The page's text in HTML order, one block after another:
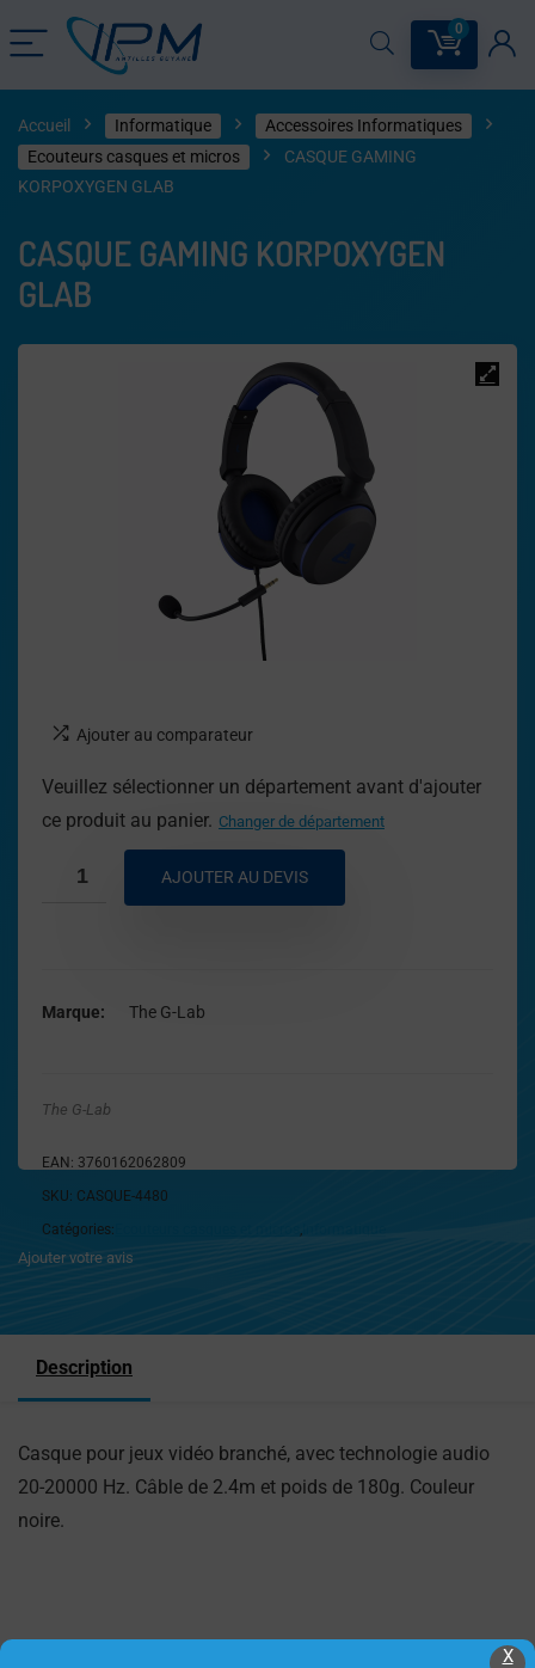
0
Accueil Informatique
Accessoires Informatiques
Ecouteurs casques et micros
CASQUE GAMING
KORPOXYGEN GLAB
CASQUE GAMING KORPOXYGEN
GLAB
Ajouter au comparateur
Veuillez sélectionner un département avant d'ajouter
ce produit au panier. Changer de département
AJOUTER AU DEVIS
Marque The G-Lab
The G-Lab
EAN: 3760162062809
SKU: CASQUE-4480
Catégories:
,
Ajouter votre avis
Description
Casque pour jeux vidéo branché, avec technologie audio
20-20000 Hz. Câble de 2.4m et poids de 180g. Couleur
noire.
X